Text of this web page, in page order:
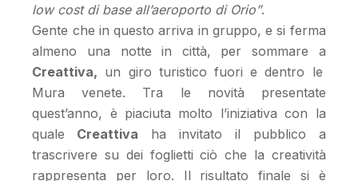
low cost di base all’aeroporto di Orio”.
Gente che in questo arriva in gruppo, e si ferma
almeno una notte in città, per sommare a
Creattiva, un giro turistico fuori e dentro le
Mura venete. Tra le novità presentate
quest’anno, è piaciuta molto l’iniziativa con la
quale Creattiva ha invitato il pubblico a
trascrivere su dei foglietti ciò che la creatività
rappresenta per loro. Il risultato finale si è